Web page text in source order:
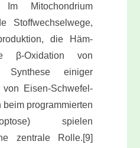
Im Mitochondrium
Stoffwechselwege,
die Häm-
β-Oxidation von
Synthese einiger
Eisen-Schwefel-
beim programmierten
spielen
zentrale Rolle.[9]